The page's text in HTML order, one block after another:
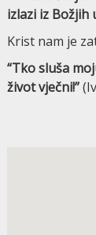
izlazi iz Božjih
Krist nam je
“Tko sluša
život vječni!”